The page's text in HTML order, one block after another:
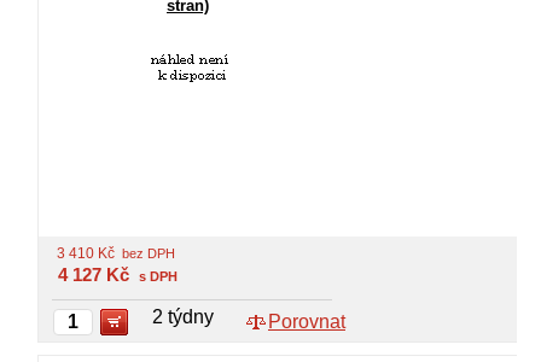
stran)
3 410 Kč bez DPH
4 127 Kč s DPH
Porovnat
2 týdny